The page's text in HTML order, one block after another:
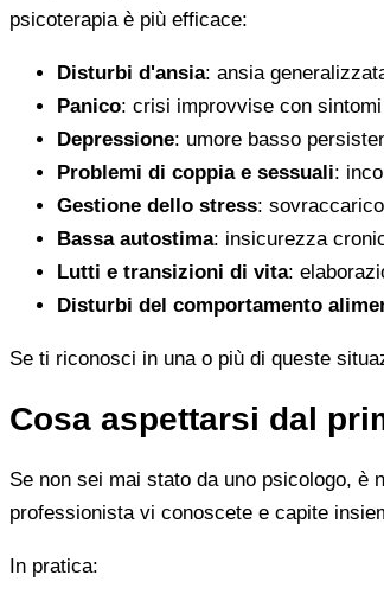
psicoterapia è più efficace:
Disturbi d'ansia: ansia
Panico: crisi improvvise con
Depressione: umore basso
Problemi di coppia e sessuali:
Gestione dello stress:
Bassa autostima: insicurezza
Lutti e transizioni di vita:
Disturbi del comportamento
Se ti riconosci in una o più di queste
Cosa aspettarsi dal
Se non sei mai stato da uno psicologo, è
professionista vi conoscete e capite
In pratica: